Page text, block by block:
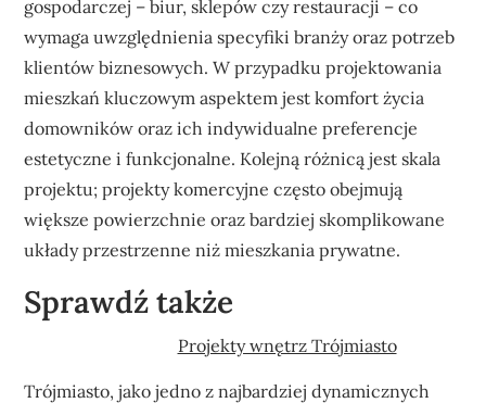
gospodarczej – biur, sklepów czy restauracji – co
wymaga uwzględnienia specyfiki branży oraz potrzeb
klientów biznesowych. W przypadku projektowania
mieszkań kluczowym aspektem jest komfort życia
domowników oraz ich indywidualne preferencje
estetyczne i funkcjonalne. Kolejną różnicą jest skala
projektu; projekty komercyjne często obejmują
większe powierzchnie oraz bardziej skomplikowane
układy przestrzenne niż mieszkania prywatne.
Sprawdź także
Projekty wnętrz Trójmiasto
Trójmiasto, jako jedno z najbardziej dynamicznych